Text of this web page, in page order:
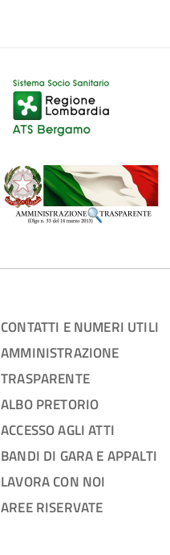
CONTATTI E NUMERI UTILI
AMMINISTRAZIONE
TRASPARENTE
ALBO PRETORIO
ACCESSO AGLI ATTI
BANDI DI GARA E APPALTI
LAVORA CON NOI
AREE RISERVATE